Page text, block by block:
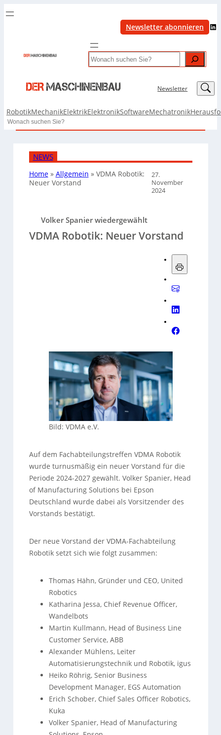
Newsletter abonnieren LinkedIn
Search
Newsletter LinkedIn
RobotikMechanikElektrikElektronikSoftwareMechatronik
Search
NEWS
Home» Allgemein » VDMA Robotik:
Neuer Vorstand
27.
November
2024
Volker Spanier wiedergewählt
VDMA Robotik: Neuer Vorstand
Bild: VDMA e.V.
Auf dem Fachabteilungstreffen VDMA Robotik
wurde turnusmäßig ein neuer Vorstand für die
Periode 2024-2027 gewählt. Volker Spanier, Head
of Manufacturing Solutions bei Epson
Deutschland wurde dabei als Vorsitzender des
Vorstands bestätigt.
Der neue Vorstand der VDMA-Fachabteilung
Robotik setzt sich wie folgt zusammen:
Thomas Hähn, Gründer und CEO, United
Robotics
Katharina Jessa, Chief Revenue Officer,
Wandelbots
Martin Kullmann, Head of Business Line
Customer Service, ABB
Alexander Mühlens, Leiter
Automatisierungstechnik und Robotik, igus
Heiko Röhrig, Senior Business
Development Manager, EGS Automation
Erich Schober, Chief Sales Officer Robotics,
Kuka
Volker Spanier, Head of Manufacturing